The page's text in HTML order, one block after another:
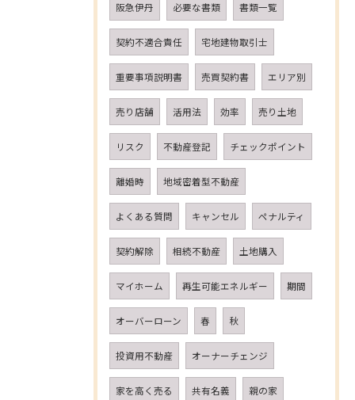
阪急伊丹 必要な書類 書類一覧
契約不適合責任 宅地建物取引士
重要事項説明書 売買契約書 エリア別
売り店舗 活用法 効率 売り土地
リスク 不動産登記 チェックポイント
離婚時 地域密着型不動産
よくある質問 キャンセル ペナルティ
契約解除 相続不動産 土地購入
マイホーム 再生可能エネルギー 期間
オーバーローン 春 秋
投資用不動産 オーナーチェンジ
家を高く売る 共有名義 親の家